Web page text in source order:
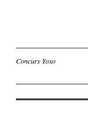
Inscriere
Concurs Yoxo